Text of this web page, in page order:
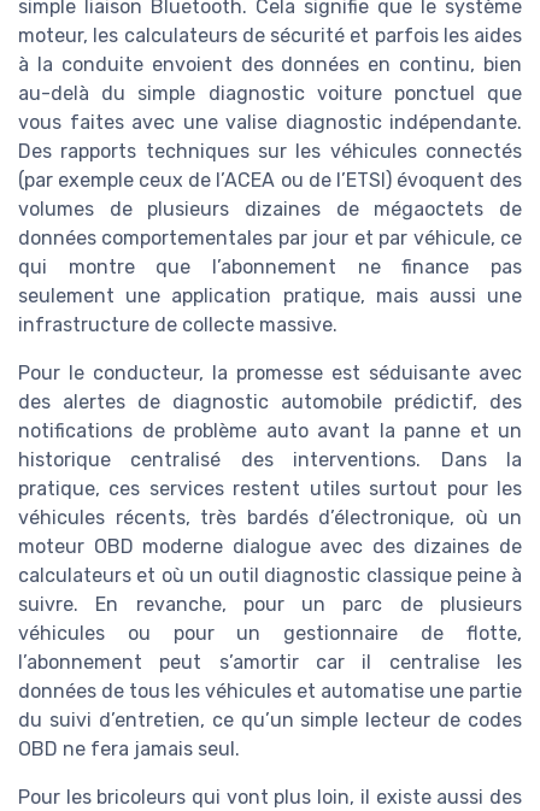
simple liaison Bluetooth. Cela signifie que le système
moteur, les calculateurs de sécurité et parfois les aides
à la conduite envoient des données en continu, bien
au-delà du simple diagnostic voiture ponctuel que
vous faites avec une valise diagnostic indépendante.
Des rapports techniques sur les véhicules connectés
(par exemple ceux de l’ACEA ou de l’ETSI) évoquent des
volumes de plusieurs dizaines de mégaoctets de
données comportementales par jour et par véhicule, ce
qui montre que l’abonnement ne finance pas
seulement une application pratique, mais aussi une
infrastructure de collecte massive.
Pour le conducteur, la promesse est séduisante avec
des alertes de diagnostic automobile prédictif, des
notifications de problème auto avant la panne et un
historique centralisé des interventions. Dans la
pratique, ces services restent utiles surtout pour les
véhicules récents, très bardés d’électronique, où un
moteur OBD moderne dialogue avec des dizaines de
calculateurs et où un outil diagnostic classique peine à
suivre. En revanche, pour un parc de plusieurs
véhicules ou pour un gestionnaire de flotte,
l’abonnement peut s’amortir car il centralise les
données de tous les véhicules et automatise une partie
du suivi d’entretien, ce qu’un simple lecteur de codes
OBD ne fera jamais seul.
Pour les bricoleurs qui vont plus loin, il existe aussi des